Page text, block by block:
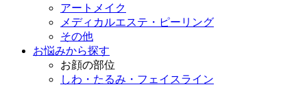
アートメイク
メディカルエステ・ピーリング
その他
お悩みから探す
お顔の部位
しわ・たるみ・フェイスライン